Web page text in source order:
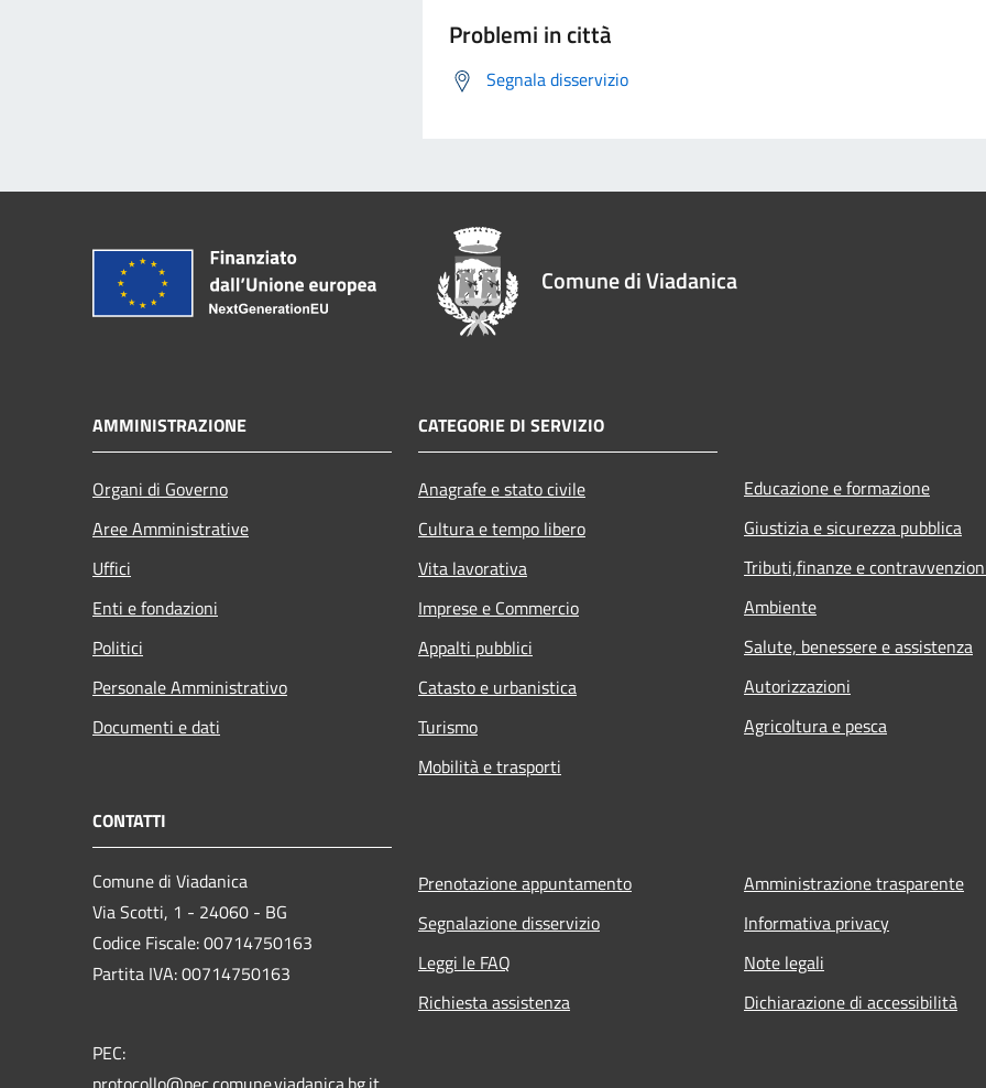
Problemi in città
Segnala disservizio
Comune di Viadanica
AMMINISTRAZIONE
Organi di Governo
Aree Amministrative
Uffici
Enti e fondazioni
Politici
Personale Amministrativo
Documenti e dati
CATEGORIE DI SERVIZIO
Anagrafe e stato civile
Cultura e tempo libero
Vita lavorativa
Imprese e Commercio
Appalti pubblici
Catasto e urbanistica
Turismo
Mobilità e trasporti
Educazione e formazione
Giustizia e sicurezza pubblica
Tributi,finanze e
Ambiente
Salute, benessere e assistenza
Autorizzazioni
Agricoltura e pesca
CONTATTI
Comune di Viadanica
Via Scotti, 1 - 24060 - BG
Codice Fiscale: 00714750163
Partita IVA: 00714750163
PEC:
Prenotazione appuntamento
Segnalazione disservizio
Leggi le FAQ
Richiesta assistenza
Amministrazione trasparente
Informativa privacy
Note legali
Dichiarazione di accessibilità